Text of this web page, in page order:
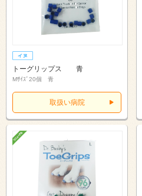
トーグリップス 青
Mｻｲｽﾞ20個 青
取扱い病院